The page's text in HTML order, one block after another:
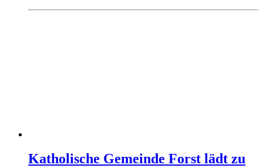
Katholische Gemeinde Forst lädt zu